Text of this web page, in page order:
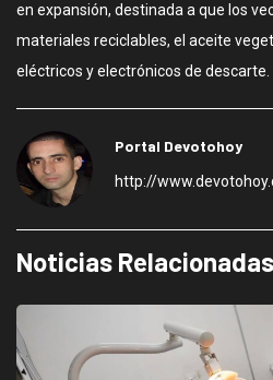
en expansión, destinada a que los
materiales reciclables, el aceite
eléctricos y electrónicos de descarte.
Portal Devotohoy
http://
Noticias Relacionadas